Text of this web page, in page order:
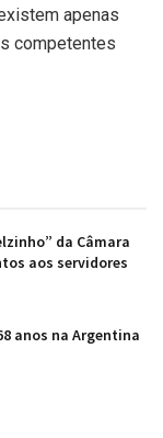
apenas
competentes
da Câmara
aos servidores
anos na Argentina